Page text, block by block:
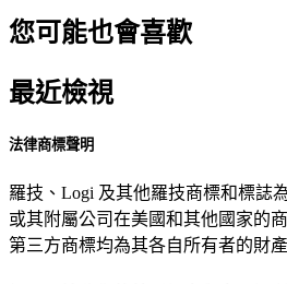
您可能也會喜歡
最近檢視
法律商標聲明
羅技、Logi 及其他羅技商標和標誌
或其附屬公司在美國和其他國家的
第三方商標均為其各自所有者的財產